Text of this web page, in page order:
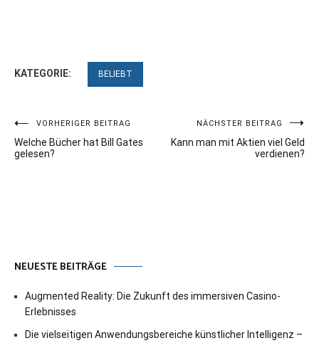
KATEGORIE: BELIEBT
Beitragsnavigation
VORHERIGER BEITRAG
Welche Bücher hat Bill Gates
gelesen?
NÄCHSTER BEITRAG
Kann man mit Aktien viel Geld
verdienen?
NEUESTE BEITRÄGE
Augmented Reality: Die Zukunft des immersiven Casino-
Erlebnisses
Die vielseitigen Anwendungsbereiche künstlicher Intelligenz –